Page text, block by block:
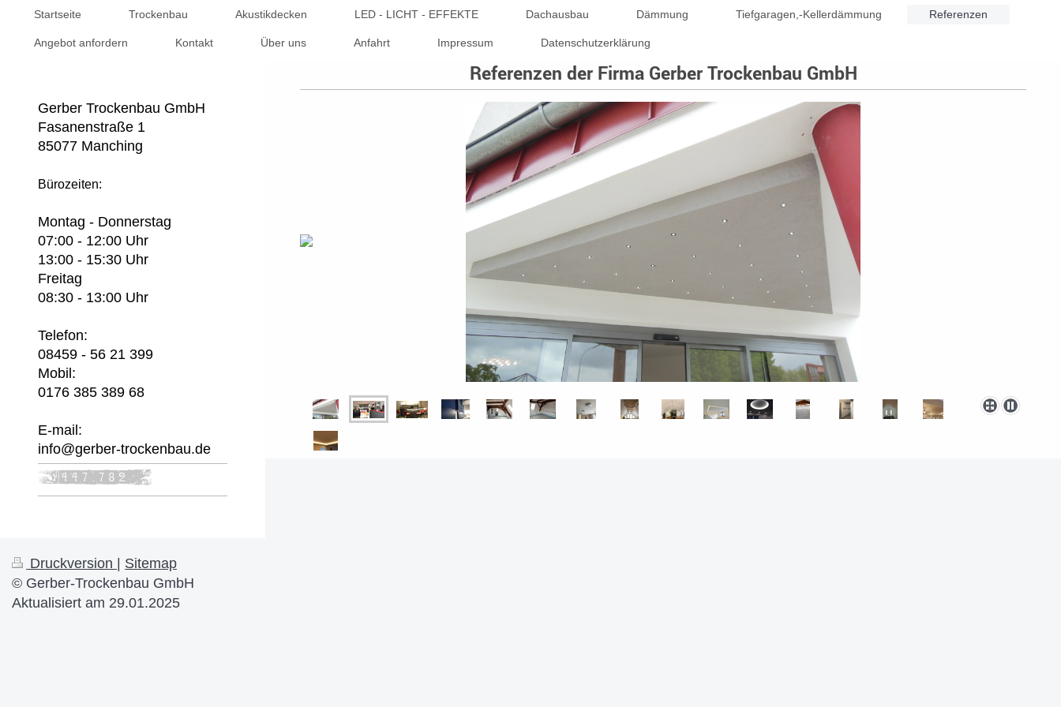
Startseite Trockenbau Akustikdecken LED - LICHT - EFFEKTE Dachausbau Dämmung Tiefgaragen,-Kellerdämmung Referenzen
Angebot anfordern Kontakt Über uns Anfahrt Impressum Datenschutzerklärung
Referenzen der Firma Gerber Trockenbau GmbH
Gerber Trockenbau GmbH
Fasanenstraße 1
85077 Manching
Bürozeiten:
Montag - Donnerstag
07:00 - 12:00 Uhr
13:00 - 15:30 Uhr
Freitag
08:30 - 13:00 Uhr
Telefon:
08459 - 56 21 399
Mobil:
0176 385 389 68
E-mail:
info@gerber-trockenbau.de
Druckversion
Sitemap
© Gerber-Trockenbau GmbH
Aktualisiert am 29.01.2025